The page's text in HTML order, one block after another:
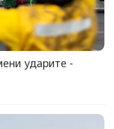
ударите -